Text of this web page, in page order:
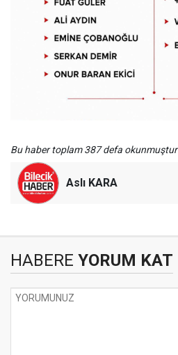
Bu haber toplam 387 defa okunmuştur
Aslı KARA
HABERE YORUM KAT